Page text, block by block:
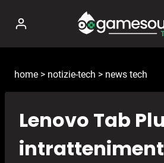
contenuto
home > notizie-tech > news tech
Lenovo Tab